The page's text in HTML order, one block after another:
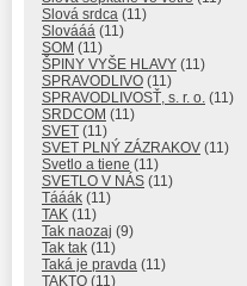
Slová srdca (11)
Slovááá (11)
SOM (11)
ŠPINY VYŠE HLAVY (11)
SPRAVODLIVO (11)
SPRAVODLIVOSŤ, s. r. o. (11)
SRDCOM (11)
SVET (11)
SVET PLNÝ ZÁZRAKOV (11)
Svetlo a tiene (11)
SVETLO V NÁS (11)
Tááák (11)
TAK (11)
Tak naozaj (9)
Tak tak (11)
Taká je pravda (11)
TAKTO (11)